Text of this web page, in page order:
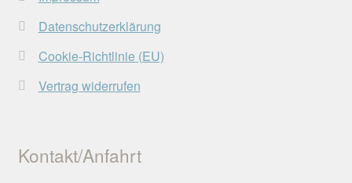
Datenschutzerklärung
Cookie-Richtlinie (EU)
Vertrag widerrufen
Kontakt/Anfahrt